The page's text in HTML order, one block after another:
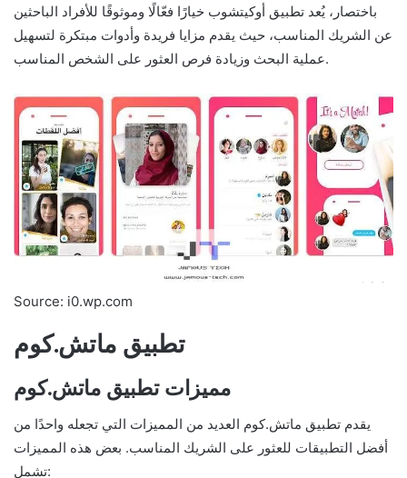
باختصار، يُعد تطبيق أوكيتشوب خيارًا فعّالًا وموثوقًا للأفراد الباحثين
عن الشريك المناسب، حيث يقدم مزايا فريدة وأدوات مبتكرة لتسهيل
عملية البحث وزيادة فرص العثور على الشخص المناسب.
Source: i0.wp.com
تطبيق ماتش.كوم
مميزات تطبيق ماتش.كوم
يقدم تطبيق ماتش.كوم العديد من المميزات التي تجعله واحدًا من
أفضل التطبيقات للعثور على الشريك المناسب. بعض هذه المميزات
تشمل: